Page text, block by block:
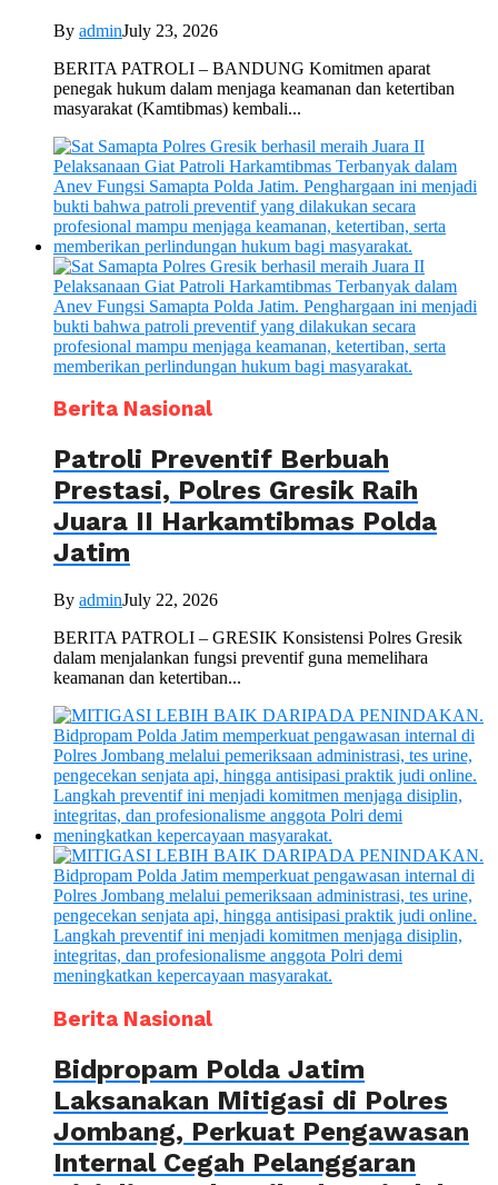
By adminJuly 23, 2026
BERITA PATROLI – BANDUNG Komitmen aparat
penegak hukum dalam menjaga keamanan dan ketertiban
masyarakat (Kamtibmas) kembali...
Berita Nasional
Patroli Preventif Berbuah
Prestasi, Polres Gresik Raih
Juara II Harkamtibmas Polda
Jatim
By adminJuly 22, 2026
BERITA PATROLI – GRESIK Konsistensi Polres Gresik
dalam menjalankan fungsi preventif guna memelihara
keamanan dan ketertiban...
Berita Nasional
Bidpropam Polda Jatim
Laksanakan Mitigasi di Polres
Jombang, Perkuat Pengawasan
Internal Cegah Pelanggaran